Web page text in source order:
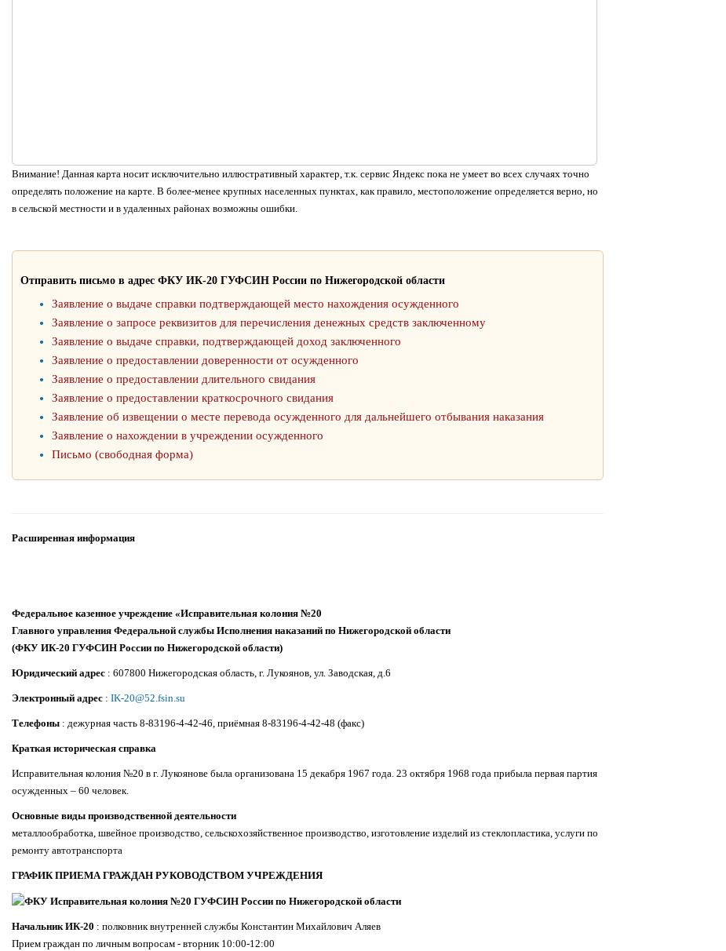
Внимание! Данная карта носит исключительно иллюстративный характер, т.к. сервис Яндекс пока не умеет во всех случаях точно
определять положение на карте. В более-менее крупных населенных пунктах, как правило, местоположение определяется верно, но
в сельской местности и в удаленных районах возможны ошибки.
Отправить письмо в адрес ФКУ ИК-20 ГУФСИН России по Нижегородской области
Заявление о выдаче справки подтверждающей место нахождения осужденного
Заявление о запросе реквизитов для перечисления денежных средств заключенному
Заявление о выдаче справки, подтверждающей доход заключенного
Заявление о предоставлении доверенности от осужденного
Заявление о предоставлении длительного свидания
Заявление о предоставлении краткосрочного свидания
Заявление об извещении о месте перевода осужденного для дальнейшего отбывания наказания
Заявление о нахождении в учреждении осужденного
Письмо (свободная форма)
Расширенная информация
Федеральное казенное учреждение «Исправительная колония №20
Главного управления Федеральной службы Исполнения наказаний по Нижегородской области
(ФКУ ИК-20 ГУФСИН России по Нижегородской области)
Юридический адрес : 607800 Нижегородская область, г. Лукоянов, ул. Заводская, д.6
Электронный адрес : IK-20@52.fsin.su
Телефоны : дежурная часть 8-83196-4-42-46, приёмная 8-83196-4-42-48 (факс)
Краткая историческая справка
Исправительная колония №20 в г. Лукоянове была организована 15 декабря 1967 года. 23 октября 1968 года прибыла первая партия
осужденных – 60 человек.
Основные виды производственной деятельности
металлообработка, швейное производство, сельскохозяйственное производство, изготовление изделий из стеклопластика, услуги по
ремонту автотранспорта
ГРАФИК ПРИЕМА ГРАЖДАН РУКОВОДСТВОМ УЧРЕЖДЕНИЯ
Начальник ИК-20 : полковник внутренней службы Константин Михайлович Аляев
Прием граждан по личным вопросам - вторник 10:00-12:00